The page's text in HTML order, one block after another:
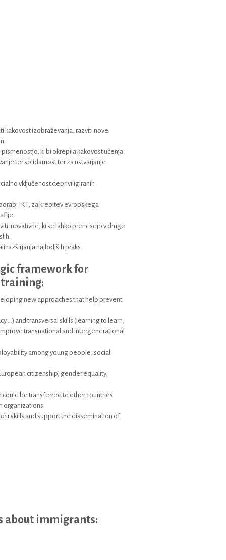
kakovost izobraževanja, razviti nove
ki bi okrepila kakovost učenja
ter solidarnost ter za ustvarjanje
vključenost depriviligiranih
IKT, za krepitev evropskega
inovativne, ki se lahko prenesejo v druge
razširjanja najboljših praks.
framework for
training:
new approaches that help prevent
and transversal skills (learning to learn,
transnational and intergenerational
among young people, social
citizenship, gender equality,
be transferred to other countries
organizations.
skills and support the dissemination of
about immigrants: